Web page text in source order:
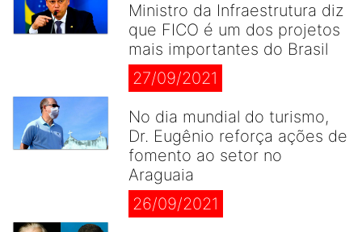
Ministro da Infraestrutura diz
que FICO é um dos projetos
mais importantes do Brasil
27/09/2021
No dia mundial do turismo,
Dr. Eugênio reforça ações de
fomento ao setor no
Araguaia
26/09/2021